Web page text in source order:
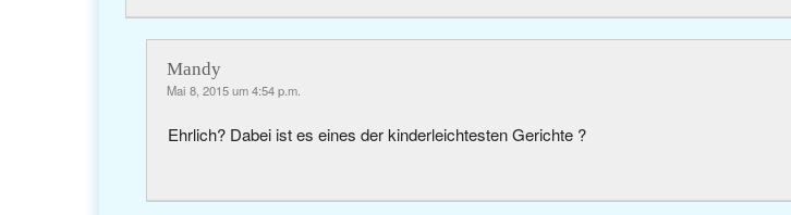
Mandy
Mai 8, 2015 um 4:54 p.m.
Ehrlich? Dabei ist es eines der kinderleichtesten Gerichte ?